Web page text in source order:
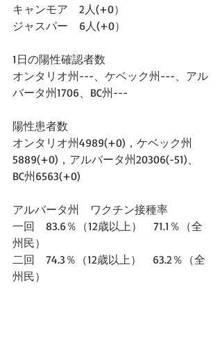
キャンモア　2人(+0）
ジャスパー　6人(+0）
1日の陽性確認者数
オンタリオ州---、ケベック州---、アル
バータ州1706、BC州---
陽性患者数
オンタリオ州4989(+0)，ケベック州
5889(+0)，アルバータ州20306(-51)、
BC州6563(+0)
アルバータ州　ワクチン接種率
一回　83.6％（12歳以上）　71.1％（全
州民）
二回　74.3％（12歳以上）　63.2％（全
州民）